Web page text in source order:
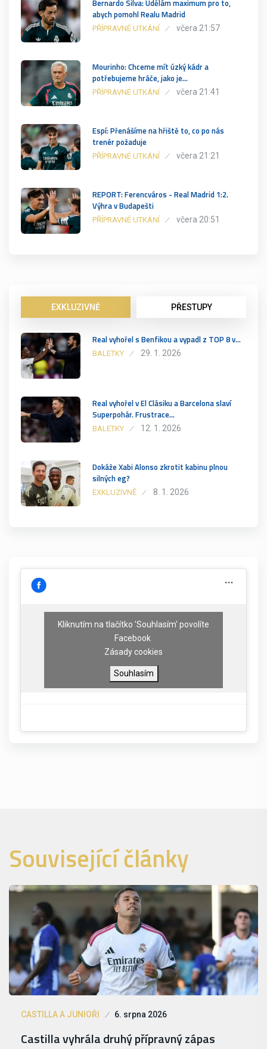
Bernardo Silva: Udělám maximum pro to,
abych pomohl Realu Madrid
PŘÍPRAVNÉ UTKÁNÍ včera 21:57
Mourinho: Chceme mít úzký kádr a
potřebujeme hráče, jako je…
PŘÍPRAVNÉ UTKÁNÍ včera 21:41
Espí: Přenášíme na hřiště to, co po nás
trenér požaduje
PŘÍPRAVNÉ UTKÁNÍ včera 21:21
REPORT: Ferencváros - Real Madrid 1:2.
Výhra v Budapešti
PŘÍPRAVNÉ UTKÁNÍ včera 20:51
EXKLUZIVNĚ PŘESTUPY
Real vyhořel s Benfikou a vypadl z TOP 8 v…
BALETKY 29. 1. 2026
Real vyhořel v El Clásiku a Barcelona slaví
Superpohár. Frustrace…
BALETKY 12. 1. 2026
Dokáže Xabi Alonso zkrotit kabinu plnou
silných eg?
EXKLUZIVNĚ 8. 1. 2026
Kliknutím na tlačítko 'Souhlasím' povolíte
Facebook
Zásady cookies
Souhlasím
Související články
CASTILLA A JUNIOŘI 6. srpna 2026
Castilla vyhrála druhý přípravný zápas